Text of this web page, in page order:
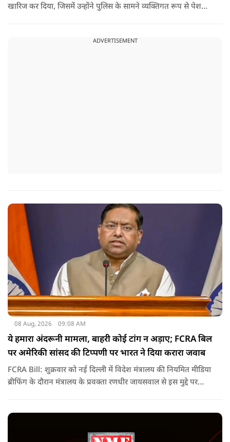
खारिज कर दिया, जिसमें उन्होंने पुलिस के सामने व्यक्तिगत रूप से पेश
ADVERTISEMENT
08 Aug, 2026 09:08 AM
ये हमारा अंदरूनी मामला, बाहरी कोई टांग न अड़ाए; FCRA बिल
पर अमेरिकी सांसद की टिप्पणी पर भारत ने दिया करारा जवाब
FCRA Bill: शुक्रवार को नई दिल्ली में विदेश मंत्रालय की नियमित मीडिया
ब्रीफिंग के दौरान मंत्रालय के प्रवक्ता रणधीर जायसवाल से इस मुद्दे पर
की संसद करती है.